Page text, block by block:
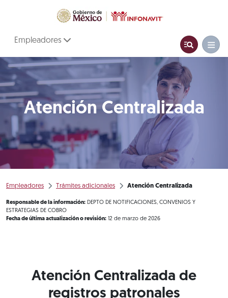
Empleadores
Atención Centralizada
Empleadores Trámites adicionales Atención Centralizada
Responsable de la información: DEPTO DE NOTIFICACIONES, CONVENIOS Y
ESTRATEGIAS DE COBRO
Fecha de última actualización o revisión: 12 de marzo de 2026
Atención Centralizada de
registros patronales